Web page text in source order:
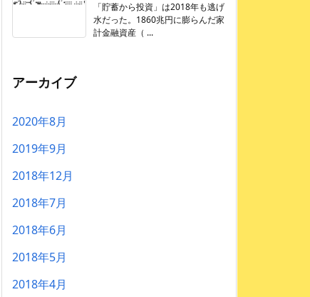
「貯蓄から投資」は2018年も逃げ
水だった。1860兆円に膨らんだ家
計金融資産（ ...
アーカイブ
2020年8月
2019年9月
2018年12月
2018年7月
2018年6月
2018年5月
2018年4月